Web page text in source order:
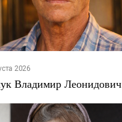
2026
Владимир Леонидович